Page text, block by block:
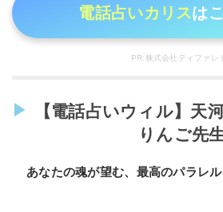
電話占いカリスは
PR:株式会社ティファレ
【電話占いウィル】天
りんご先
あなたの魂が望む、最高のパラレ